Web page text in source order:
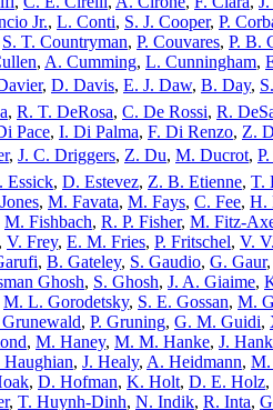
Jr., L. Conti, S. J. Cooper, P.
S. T. Countryman, P. Couvares, P. B.
, A. Cumming, L. Cunningham,
, D. Davis, E. J. Daw, B. Day,
, R. T. DeRosa, C. De Rossi, R.
Pace, I. Di Palma, F. Di Renzo, Z.
, J. C. Driggers, Z. Du, M. Ducrot,
Essick, D. Estevez, Z. B. Etienne, T.
, M. Favata, M. Fays, C. Fee, H.
M. Fishbach, R. P. Fisher, M. Fitz-
V. Frey, E. M. Fries, P. Fritschel, V.
, B. Gateley, S. Gaudio, G. Gaur,
Ghosh, S. Ghosh, J. A. Giaime,
M. L. Gorodetsky, S. E. Gossan, M.
Grunewald, P. Gruning, G. M. Guidi,
, M. Haney, M. M. Hanke, J.
, J. Healy, A. Heidmann, M.
, D. Hofman, K. Holt, D. E. Holz,
, T. Huynh-Dinh, N. Indik, R. Inta,